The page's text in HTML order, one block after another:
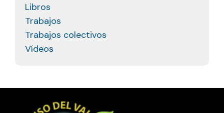
Libros
Trabajos
Trabajos colectivos
Vídeos